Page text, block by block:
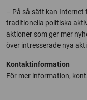
– På så sätt kan Internet
traditionella politiska
aktioner som ger mer
över intresserade nya
Kontaktinformation
För mer information,